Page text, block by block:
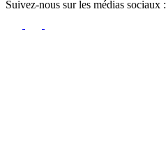
Suivez-nous sur les médias sociaux :